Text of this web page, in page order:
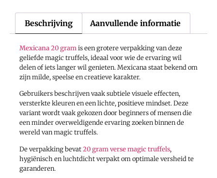
Beschrijving Aanvullende informatie
Mexicana 20 gramis een grotere verpakking van deze
geliefde magic truffels, ideaal voor wie de ervaring wil
delen of iets langer wil genieten. Mexicana staat bekend om
zijn milde, speelse en creatieve karakter.
Gebruikers beschrijven vaak subtiele visuele effecten,
versterkte kleuren en een lichte, positieve mindset. Deze
variant wordt vaak gekozen door beginners of mensen die
een minder overweldigende ervaring zoeken binnen de
wereld van magic truffels.
De verpakking bevat20 gram verse magic truffels,
hygiënisch en luchtdicht verpakt om optimale versheid te
garanderen.